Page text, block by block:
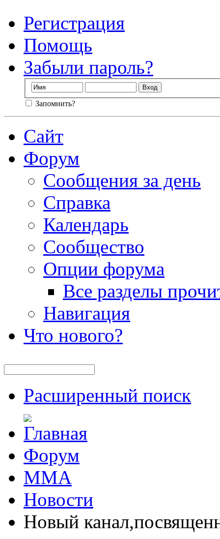
Регистрация
Помощь
Забыли пароль?
Запомнить?
Сайт
Форум
Сообщения за день
Справка
Календарь
Сообщество
Опции форума
Все разделы
Навигация
Что нового?
Расширенный поиск
Форум
ММА
Новости
Новый